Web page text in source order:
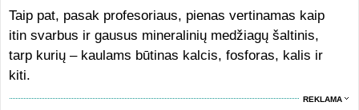
Taip pat, pasak profesoriaus, pienas vertinamas kaip
itin svarbus ir gausus mineralinių medžiagų šaltinis,
tarp kurių – kaulams būtinas kalcis, fosforas, kalis ir
kiti.
REKLAMA